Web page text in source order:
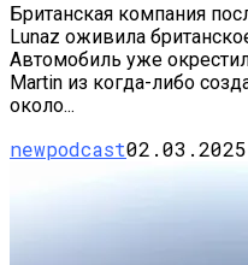
Британская компания
Lunaz оживила
Автомобиль уже
Martin из когда-либо
около...
newpodcast02.03.2025